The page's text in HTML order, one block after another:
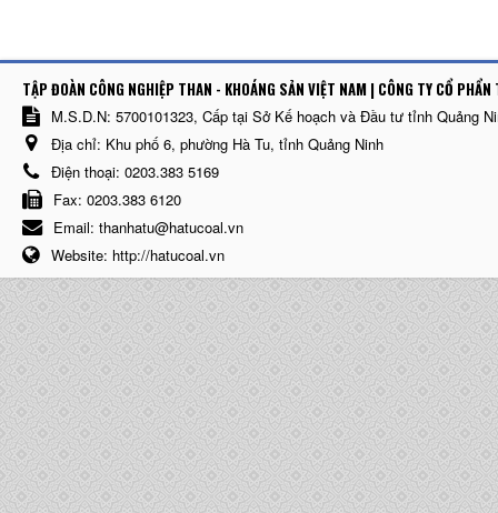
TẬP ĐOÀN CÔNG NGHIỆP THAN - KHOÁNG SẢN VIỆT NAM | CÔNG TY CỔ
M.S.D.N: 5700101323, Cấp tại Sở Kế hoạch và Đầu tư tỉnh Quảng
Địa chỉ: Khu phố 6, phường Hà Tu, tỉnh Quảng Ninh
Điện thoại: 0203.383 5169
Fax: 0203.383 6120
Email: thanhatu@hatucoal.vn
Website: http://hatucoal.vn